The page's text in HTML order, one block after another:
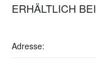
ERHÄLTLICH BEI
Adresse: